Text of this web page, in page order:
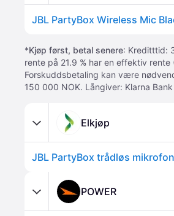
JBL PartyBox Wireless Mic
*Kjøp først, betal senere: Kreditttid:
rente på 21.9 % har en effektiv
Forskuddsbetaling kan være
150 000 NOK. Långiver: Klarna
Elkjøp
JBL PartyBox trådløs
POWER